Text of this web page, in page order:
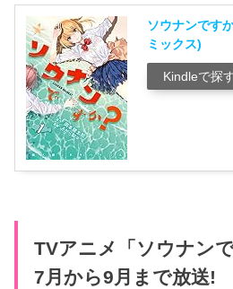
ソウナンです
ミックス)
Kindleで探
TVアニメ「ソウナン
7月から9月まで放送!